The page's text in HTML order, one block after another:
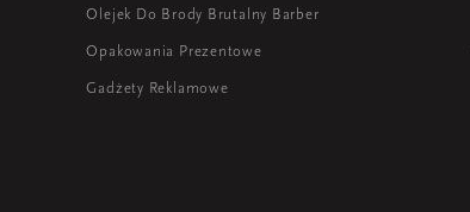
Olejek Do Brody Brutalny Barber
Opakowania Prezentowe
Gadżety Reklamowe